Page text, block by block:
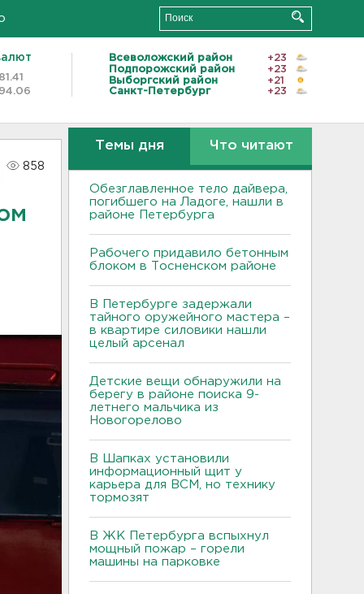
81.41
94.06
Всеволожский район
+23
Подпорожский район
+23
Выборгский район
+21
Санкт-Петербург
+23
858
Темы дня Что читают
Обезглавленное тело дайвера,
погибшего на Ладоге, нашли в
районе Петербурга
Рабочего придавило бетонным
блоком в Тосненском районе
В Петербурге задержали
тайного оружейного мастера –
в квартире силовики нашли
целый арсенал
Детские вещи обнаружили на
берегу в районе поиска 9-
летнего мальчика из
Новогорелово
В Шапках установили
информационный щит у
карьера для ВСМ, но технику
тормозят
В ЖК Петербурга вспыхнул
мощный пожар – горели
машины на парковке